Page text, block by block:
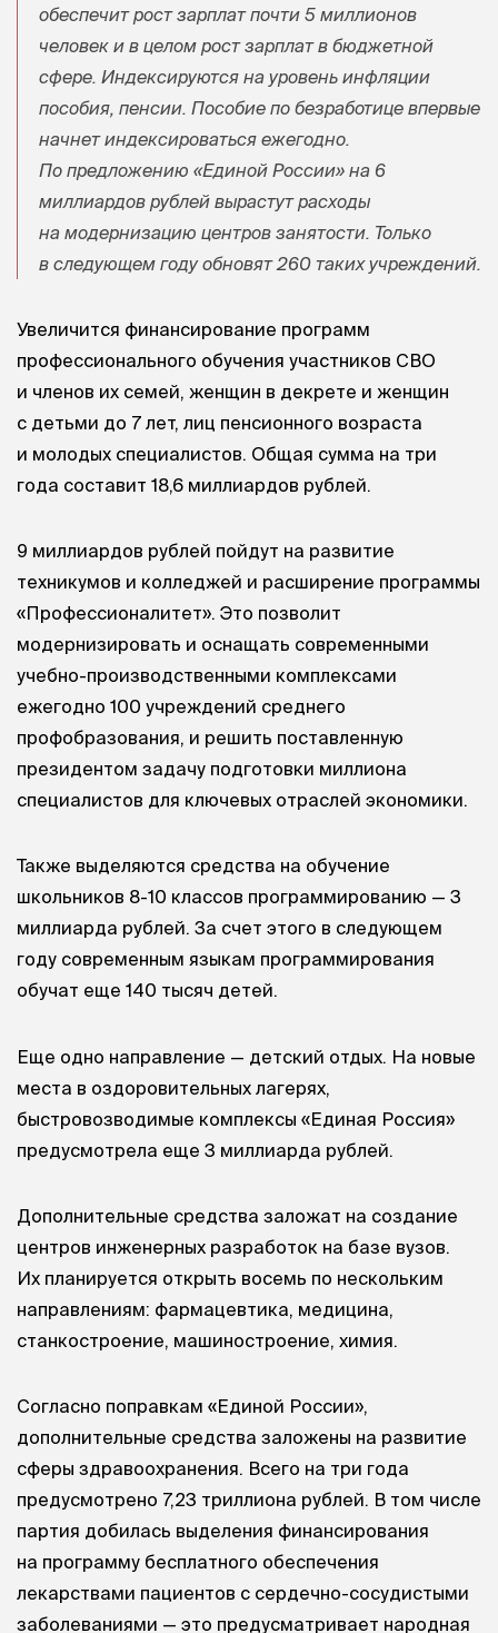
обеспечит рост зарплат почти 5 миллионов
человек и в целом рост зарплат в бюджетной
сфере. Индексируются на уровень инфляции
пособия, пенсии. Пособие по безработице впервые
начнет индексироваться ежегодно.
По предложению «Единой России» на 6
миллиардов рублей вырастут расходы
на модернизацию центров занятости. Только
в следующем году обновят 260 таких учреждений.
Увеличится финансирование программ
профессионального обучения участников СВО
и членов их семей, женщин в декрете и женщин
с детьми до 7 лет, лиц пенсионного возраста
и молодых специалистов. Общая сумма на три
года составит 18,6 миллиардов рублей.
9 миллиардов рублей пойдут на развитие
техникумов и колледжей и расширение программы
«Профессионалитет». Это позволит
модернизировать и оснащать современными
учебно-производственными комплексами
ежегодно 100 учреждений среднего
профобразования, и решить поставленную
президентом задачу подготовки миллиона
специалистов для ключевых отраслей экономики.
Также выделяются средства на обучение
школьников 8-10 классов программированию — 3
миллиарда рублей. За счет этого в следующем
году современным языкам программирования
обучат еще 140 тысяч детей.
Еще одно направление — детский отдых. На новые
места в оздоровительных лагерях,
быстровозводимые комплексы «Единая Россия»
предусмотрела еще 3 миллиарда рублей.
Дополнительные средства заложат на создание
центров инженерных разработок на базе вузов.
Их планируется открыть восемь по нескольким
направлениям: фармацевтика, медицина,
станкостроение, машиностроение, химия.
Согласно поправкам «Единой России»,
дополнительные средства заложены на развитие
сферы здравоохранения. Всего на три года
предусмотрено 7,23 триллиона рублей. В том числе
партия добилась выделения финансирования
на программу бесплатного обеспечения
лекарствами пациентов с сердечно-сосудистыми
заболеваниями — это предусматривает народная